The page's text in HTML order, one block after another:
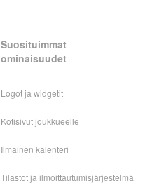
Suosituimmat
ominaisuudet
Logot ja widgetit
Kotisivut joukkueelle
Ilmainen kalenteri
Tilastot ja ilmoittautumisjärjestelmä